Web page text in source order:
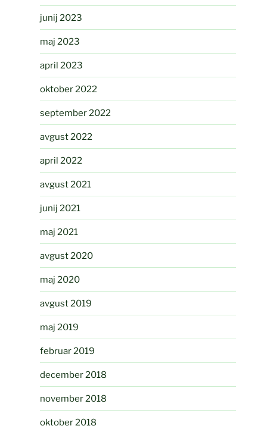
junij 2023
maj 2023
april 2023
oktober 2022
september 2022
avgust 2022
april 2022
avgust 2021
junij 2021
maj 2021
avgust 2020
maj 2020
avgust 2019
maj 2019
februar 2019
december 2018
november 2018
oktober 2018